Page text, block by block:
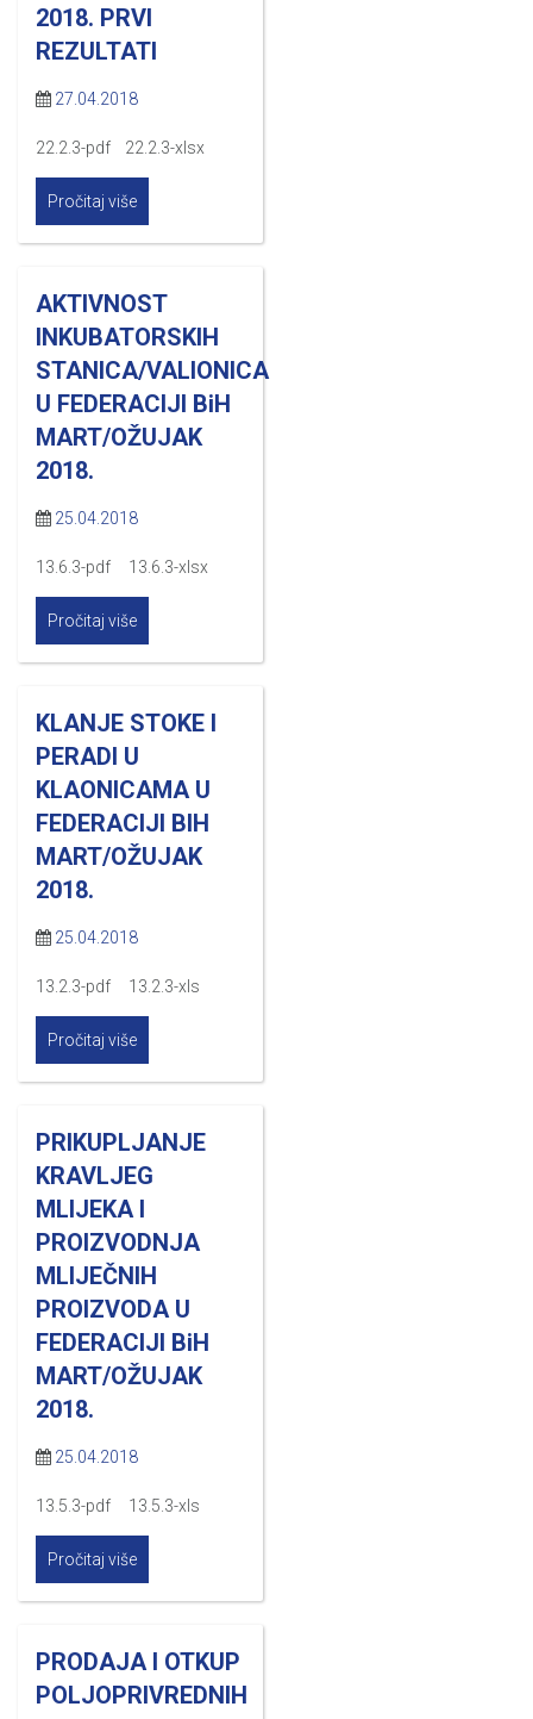
2018. PRVI
REZULTATI
27.04.2018
22.2.3-pdf 22.2.3-xlsx
Pročitaj više
AKTIVNOST
INKUBATORSKIH
STANICA/VALIONICA
U FEDERACIJI BiH
MART/OŽUJAK
2018.
25.04.2018
13.6.3-pdf 13.6.3-xlsx
Pročitaj više
KLANJE STOKE I
PERADI U
KLAONICAMA U
FEDERACIJI BIH
MART/OŽUJAK
2018.
25.04.2018
13.2.3-pdf 13.2.3-xls
Pročitaj više
PRIKUPLJANJE
KRAVLJEG
MLIJEKA I
PROIZVODNJA
MLIJEČNIH
PROIZVODA U
FEDERACIJI BiH
MART/OŽUJAK
2018.
25.04.2018
13.5.3-pdf 13.5.3-xls
Pročitaj više
PRODAJA I OTKUP
POLJOPRIVREDNIH